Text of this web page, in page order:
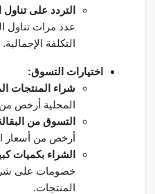
التردد على
عدد مرات تناول
التكلفة الإجمالية.
اختيارات التسوق:
شراء المنتجات
المحلية أرخص
التسوق من
أرخص من أسعار
الشراء بكميات
خصومات على
المنتجات.